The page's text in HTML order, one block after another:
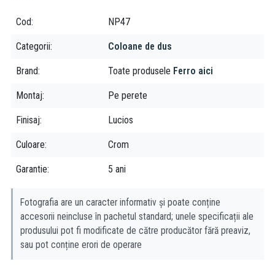
Cod NP47
Categorii Coloane de dus
Brand Toate produsele Ferro aici
Montaj Pe perete
Finisaj Lucios
Culoare Crom
Garantie 5 ani
Fotografia are un caracter informativ și poate conține
accesorii neincluse în pachetul standard; unele specificații ale
produsului pot fi modificate de către producător fără preaviz,
sau pot conține erori de operare